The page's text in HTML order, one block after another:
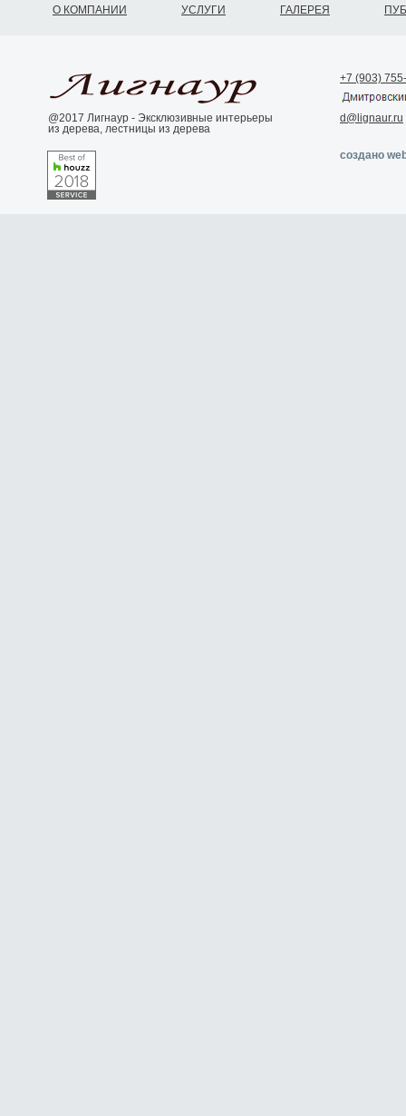
О КОМПАНИИ УСЛУГИ ГАЛЕРЕЯ
@2017 Лигнаур - Эксклюзивные интерьеры
из дерева, лестницы из дерева
+7 (903)
d@lignaur.ru
создано